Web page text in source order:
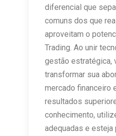
diferencial que
comuns dos que
aproveitam o
Trading. Ao unir
gestão estratégica,
transformar sua
mercado financeiro
resultados
conhecimento,
adequadas e esteja